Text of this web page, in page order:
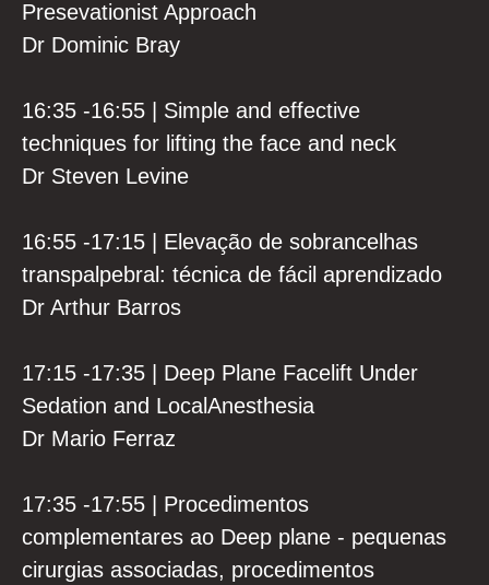
Presevationist Approach
Dr Dominic Bray
16:35 -16:55 | Simple and effective
techniques for lifting the face and neck
Dr Steven Levine
16:55 -17:15 | Elevação de sobrancelhas
transpalpebral: técnica de fácil aprendizado
Dr Arthur Barros
17:15 -17:35 | Deep Plane Facelift Under
Sedation and LocalAnesthesia
Dr Mario Ferraz
17:35 -17:55 | Procedimentos
complementares ao Deep plane - pequenas
cirurgias associadas, procedimentos